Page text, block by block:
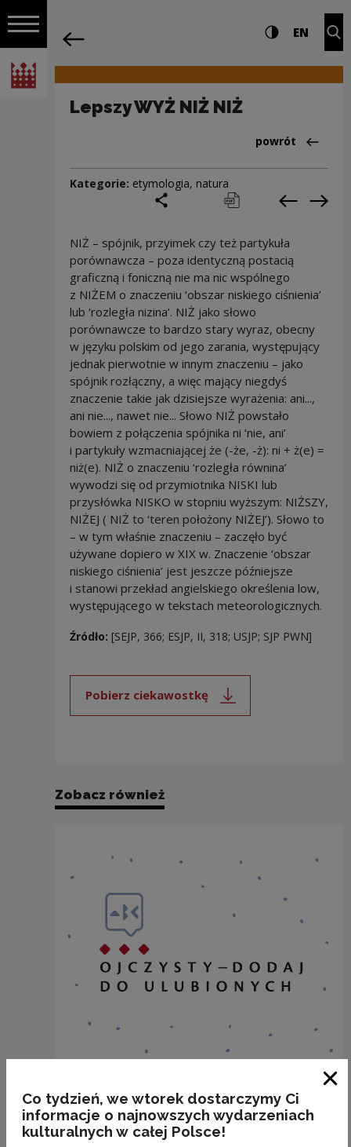
Włącz nawigację
Narodowe Centrum Kultury
Nawigacja Ustawienia i Wysoki
EN
Lepszy WYŻ NIŻ NIŻ
Powrót
powrót
Kategorie: etymologia, natura
podziel się
drukuj pobierz
NIŻ – spójnik, przyimek czy też partykuła
porównawcza – poza identyczną postacią
graficzną i foniczną nie ma nic wspólnego
z NIŻEM o znaczeniu ‘obszar niskiego ciśnienia’
lub ‘rozległa nizina’. NIŻ jako słowo
porównawcze to bardzo stary wyraz, obecny
w języku polskim od jego zarania, występujący
jednak pierwotnie w innym znaczeniu – jako
spójnik rozłączny, a więc mający niegdyś
znaczenie takie jak dzisiejsze wyrażenia: ani...,
ani nie..., nawet nie... Słowo NIŻ powstało
bowiem z połączenia spójnika ni ‘nie, ani’
i partykuły wzmacniającej że (-że, -ż): ni + ż(e) =
niż(e). NIŻ o znaczeniu ‘rozległa równina’
wywodzi się od przymiotnika NISKI lub
przysłówka NISKO w stopniu wyższym: NIŻSZY,
NIŻEJ ( NIŻ to ‘teren położony NIŻEJ’). Słowo to
– w tym właśnie znaczeniu – zaczęło być
używane dopiero w XIX w. Znaczenie ‘obszar
niskiego ciśnienia’ jest jeszcze późniejsze
i stanowi przekład angielskiego określenia low,
występującego w tekstach meteorologicznych.
Źródło: [SEJP, 366; ESJP, II, 318; USJP; SJP PWN]
Pobierz ciekawostkę
Uwaga, link zostanie otwarty
Zobacz również
(NIE) ROBIĆ z IGŁY WIDŁY
Co tydzień, we wtorek dostarczymy Ci
informacje o najnowszych wydarzeniach
kulturalnych w całej Polsce!